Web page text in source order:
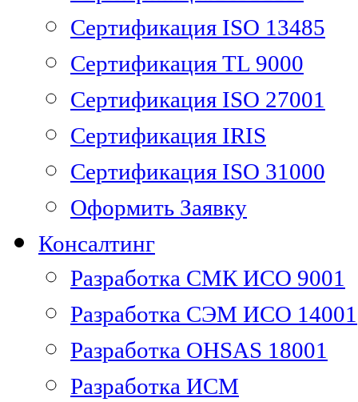
Сертификация ISO 13485
Сертификация TL 9000
Сертификация ISO 27001
Сертификация IRIS
Сертификация ISO 31000
Оформить Заявку
Консалтинг
Разработка СМК ИСО 9001
Разработка СЭМ ИСО 14001
Разработка OHSAS 18001
Разработка ИСМ